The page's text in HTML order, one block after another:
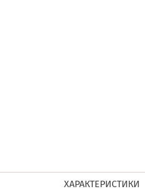
ХАРАКТЕРИСТИКИ